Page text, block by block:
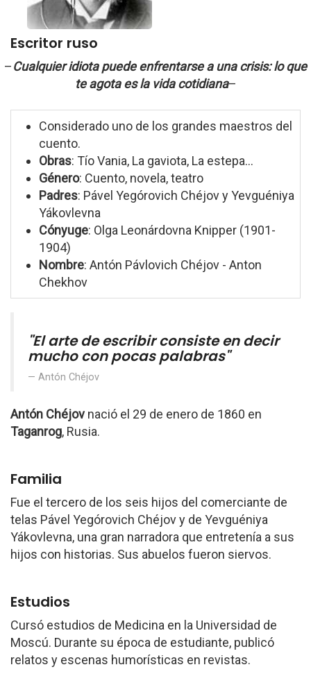
Escritor ruso
–Cualquier idiota puede enfrentarse a una crisis: lo que
te agota es la vida cotidiana–
Considerado uno de los grandes maestros del
cuento.
Obras: Tío Vania, La gaviota, La estepa...
Género: Cuento, novela, teatro
Padres: Pável Yegórovich Chéjov y Yevguéniya
Yákovlevna
Cónyuge: Olga Leonárdovna Knipper (1901-
1904)
Nombre: Antón Pávlovich Chéjov - Anton
Chekhov
"El arte de escribir consiste en decir
mucho con pocas palabras"
Antón Chéjov
Antón Chéjovnació el 29 de enero de 1860 en
Taganrog, Rusia.
Familia
Fue el tercero de los seis hijos del comerciante de
telas Pável Yegórovich Chéjov y de Yevguéniya
Yákovlevna, una gran narradora que entretenía a sus
hijos con historias. Sus abuelos fueron siervos.
Estudios
Cursó estudios de Medicina en la Universidad de
Moscú. Durante su época de estudiante, publicó
relatos y escenas humorísticas en revistas.